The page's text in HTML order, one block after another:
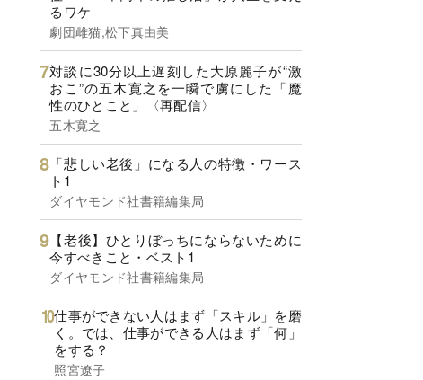
るワケ
劇団雌猫,松下真由美
対談に30分以上遅刻した大原麗子が“激
おこ”の五木寛之を一瞬で虜にした「魔
性のひとこと」〈再配信〉
五木寛之
「悲しい老後」になる人の特徴・ワース
ト1
ダイヤモンド社書籍編集局
【老後】ひとりぼっちにならないために
今すべきこと・ベスト1
ダイヤモンド社書籍編集局
仕事ができない人はまず「スキル」を磨
く。では、仕事ができる人はまず「何」
をする？
照宮遼子